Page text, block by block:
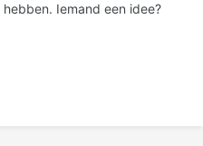
Iemand een idee?